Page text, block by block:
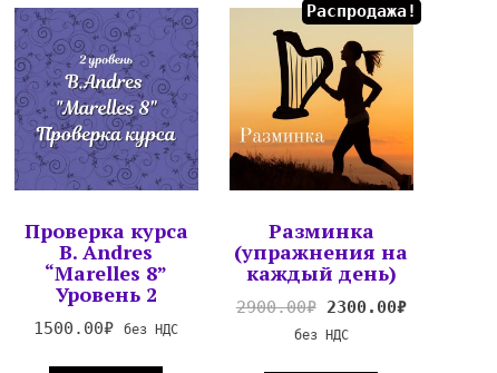
Проверка курса
B. Andres
“Marelles 8”
Уровень 2
1500.00₽ без НДС
Распродажа!
Разминка
(упражнения на
каждый день)
2900.00₽ 2300.00₽
без НДС